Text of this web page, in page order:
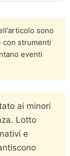
sono
con strumenti
eventi
ai minori
Lotto
e